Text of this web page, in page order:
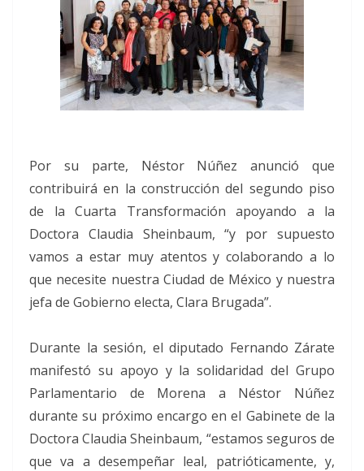
Por su parte, Néstor Núñez anunció que
contribuirá en la construcción del segundo piso
de la Cuarta Transformación apoyando a la
Doctora Claudia Sheinbaum, “y por supuesto
vamos a estar muy atentos y colaborando a lo
que necesite nuestra Ciudad de México y nuestra
jefa de Gobierno electa, Clara Brugada”.
Durante la sesión, el diputado Fernando Zárate
manifestó su apoyo y la solidaridad del Grupo
Parlamentario de Morena a Néstor Núñez
durante su próximo encargo en el Gabinete de la
Doctora Claudia Sheinbaum, “estamos seguros de
que va a desempeñar leal, patrióticamente, y,